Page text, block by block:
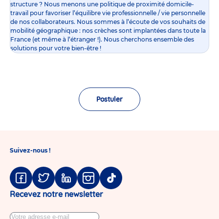
structure ? Nous menons une politique de proximité domicile-
travail pour favoriser l’équilibre vie professionnelle / vie personnelle
de nos collaborateurs. Nous sommes à l’écoute de vos souhaits de
mobilité géographique : nos crèches sont implantées dans toute la
France (et même à l’étranger !). Nous cherchons ensemble des
solutions pour votre bien-être !
Postuler
Suivez-nous !
Facebook
TwitterLinkedinInstagram
Tiktok
Recevez notre newsletter